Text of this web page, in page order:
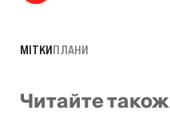
МІТКИПЛАНИ
Читайте також